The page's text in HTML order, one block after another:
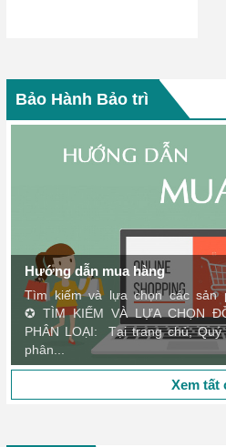
Bảo Hành Bảo trì
Hướng dẫn mua hàng
Tìm kiếm và lựa chọn các sản
✪ TÌM KIẾM VÀ LỰA CHỌN
PHÂN LOẠI: Tại trang chủ,
phân...
Xem tất